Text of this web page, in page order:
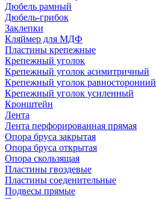
Дюбель рамный
Дюбель-грибок
Заклепки
Кляймер для МДФ
Пластины крепежные
Крепежный уголок
Крепежный уголок асимитричный
Крепежный уголок равносторонний
Крепежный уголок усиленный
Кронштейн
Лента
Лента перфорированная прямая
Опора бруса закрытая
Опора бруса открытая
Опора скользящая
Пластины гвоздевые
Пластины соеденительные
Подвесы прямые